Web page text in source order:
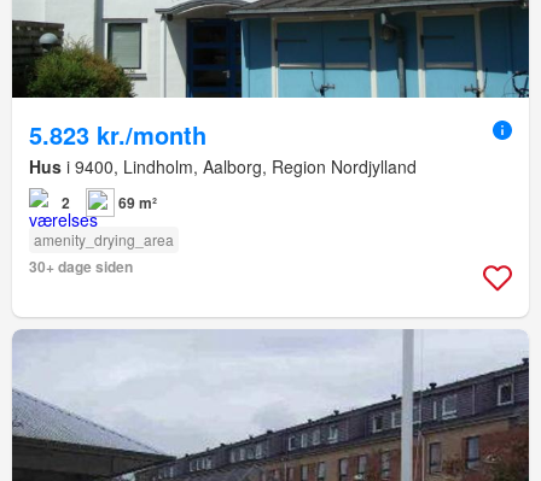
5.823 kr./month
Hus i 9400, Lindholm, Aalborg, Region Nordjylland
2 69 m²
amenity_drying_area
30+ dage siden